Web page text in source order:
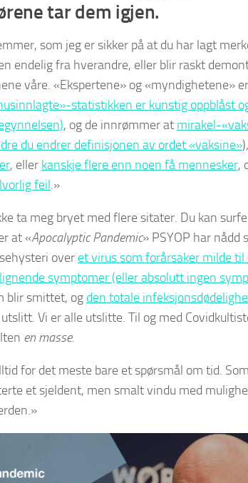
tar dem igjen.
som jeg er sikker på at du har lagt
endelig fra hverandre, eller blir raskt
våre. «Ekspertene» og «myndighetene»
statistikken er kunstig oppblåst
, og de innrømmer at mirakel-
du endrer definisjonen av ordet «vaksine»
, eller kanskje flere enn noen få mennesker,
feil.»
ta meg bryet med flere sitater. Du kan
at «Apocalyptic Pandemic» PSYOP har nådd
over et virus som forårsaker milde
symptomer (eller absolutt ingen
blir smittet, og den totale
Vi er alle utslitte. Til og med
en masse.
for det meste bare et spørsmål om tid.
et sjeldent, men smalt vindu med